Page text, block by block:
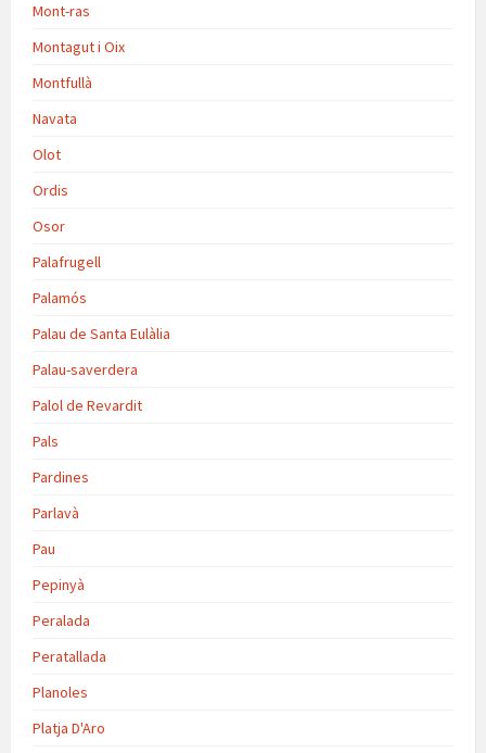
Mont-ras
Montagut i Oix
Montfullà
Navata
Olot
Ordis
Osor
Palafrugell
Palamós
Palau de Santa Eulàlia
Palau-saverdera
Palol de Revardit
Pals
Pardines
Parlavà
Pau
Pepinyà
Peralada
Peratallada
Planoles
Platja D'Aro